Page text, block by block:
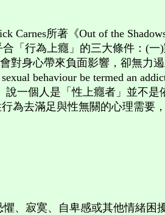
所著《Out of the Shadows:
「行為上癮」的三大條件：(
對身心帶來負面影響，卻無力
behaviour be termed an
一個人是「性上癮者」並不
為去滿足與性無關的心理需要
寂寞、自卑感或其他情緒困